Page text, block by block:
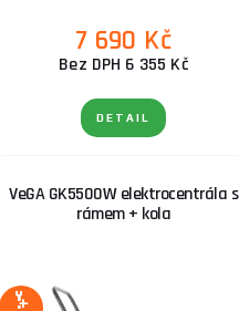
7 690 Kč
Bez DPH 6 355 Kč
DETAIL
VeGA GK5500W elektrocentrála s
rámem + kola